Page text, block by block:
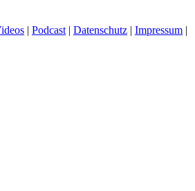
| Podcast | Datenschutz | Impressum |